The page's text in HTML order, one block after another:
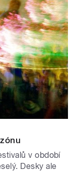
v období
Desky ale